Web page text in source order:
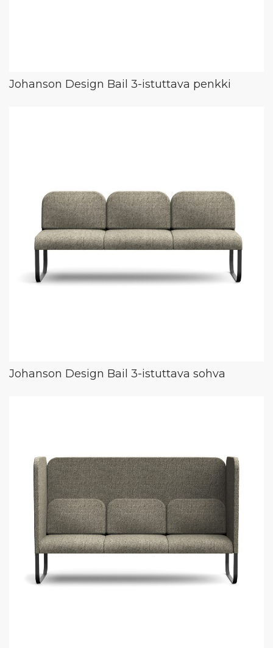
Johanson Design Bail 3-istuttava penkki
Johanson Design Bail 3-istuttava sohva